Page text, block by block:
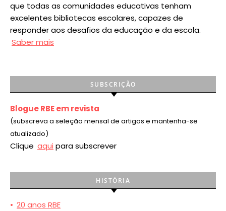
que todas as comunidades educativas tenham
excelentes bibliotecas escolares, capazes de
responder aos desafios da educação e da escola.
Saber mais
SUBSCRIÇÃO
Blogue RBE em revista
(subscreva a seleção mensal de artigos e mantenha-se
atualizado)
Clique aqui para subscrever
HISTÓRIA
• 20 anos RBE